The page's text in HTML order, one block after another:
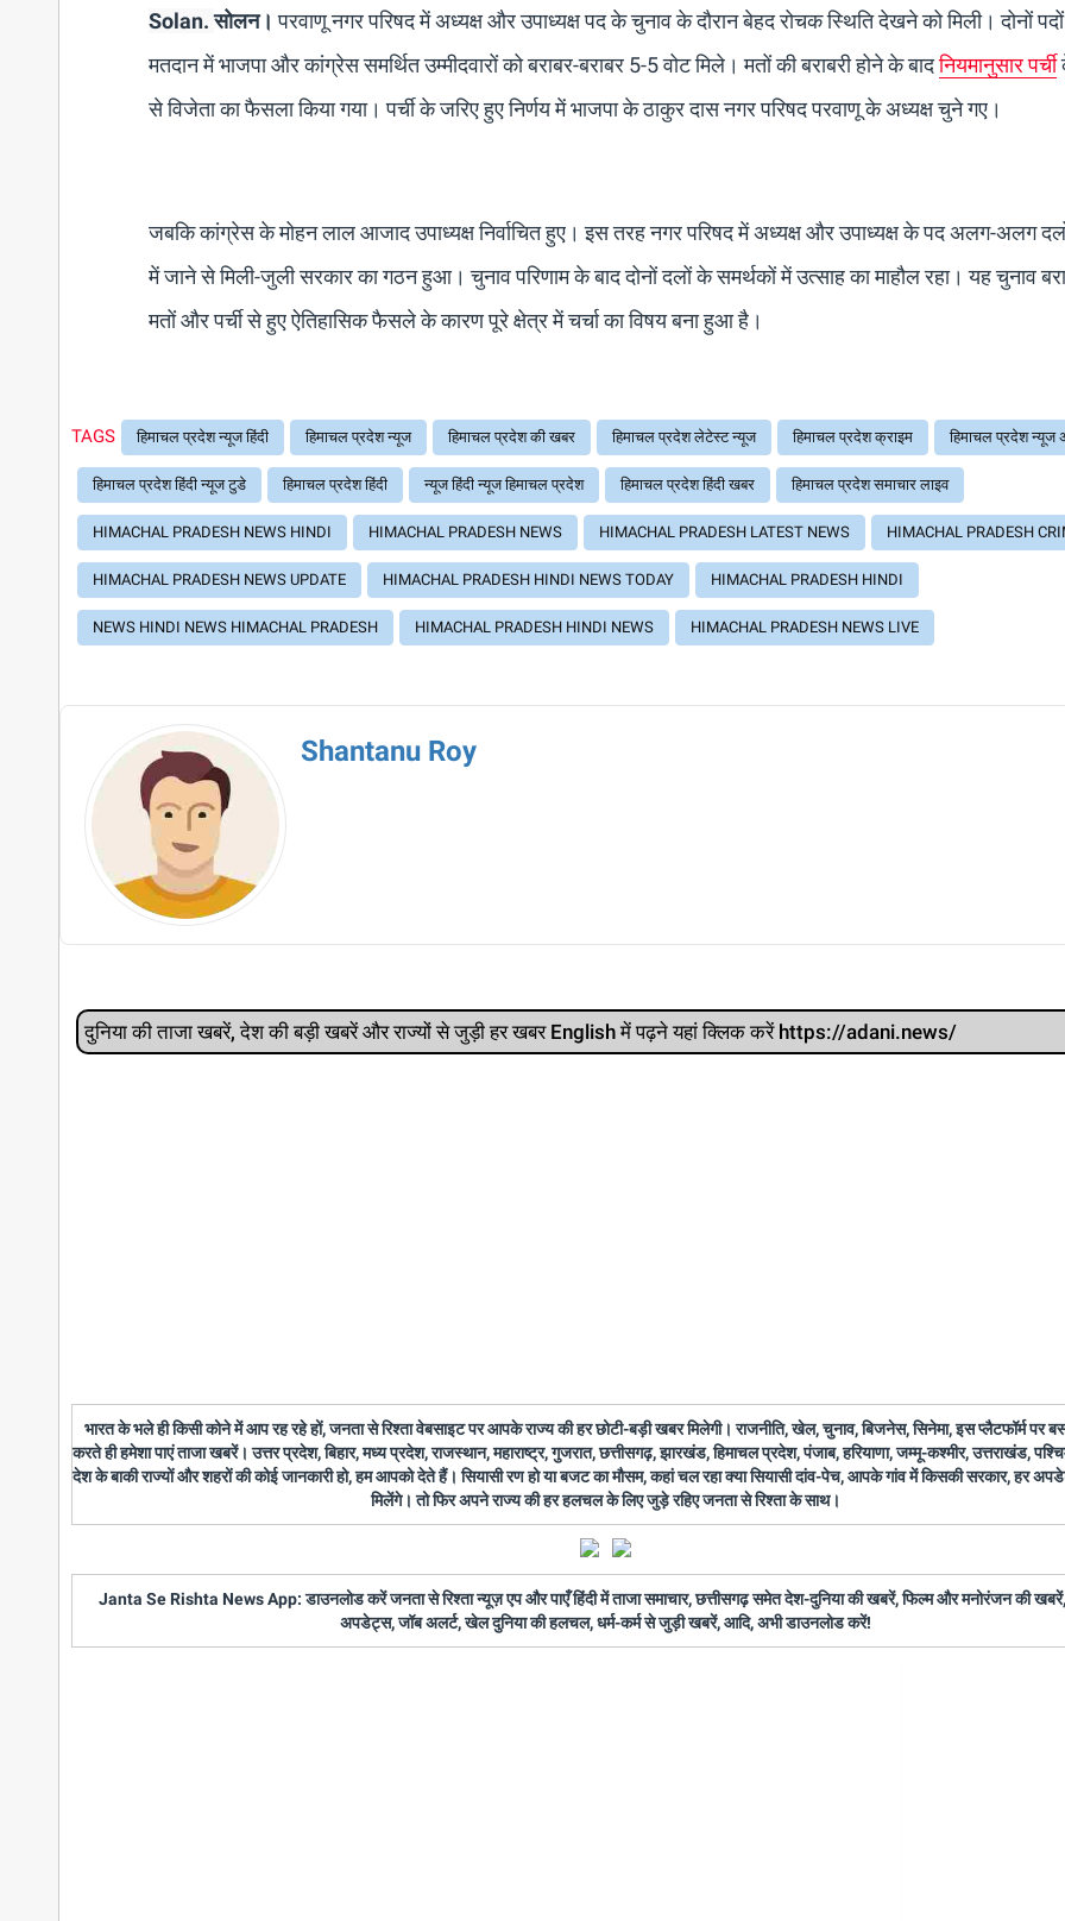
Solan.सोलन।परवाणू नगर परिषद में अध्यक्ष और उपाध्यक्ष पद के चुनाव के दौरान बेहद रोचक स्थिति देखने को मिली। दोनों
मतदान में भाजपा और कांग्रेस समर्थित उम्मीदवारों को बराबर-बराबर 5-5 वोट मिले। मतों की बराबरी होने के बादनियमानुसार पर्ची
से विजेता का फैसला किया गया। पर्ची के जरिए हुए निर्णय में भाजपा के ठाकुर दास नगर परिषद परवाणू के अध्यक्ष चुने गए।
जबकि कांग्रेस के मोहन लाल आजाद उपाध्यक्ष निर्वाचित हुए। इस तरह नगर परिषद में अध्यक्ष और उपाध्यक्ष के पद अलग-अलग
में जाने से मिली-जुली सरकार का गठन हुआ। चुनाव परिणाम के बाद दोनों दलों के समर्थकों में उत्साह का माहौल रहा। यह चुनाव
मतों और पर्ची से हुए ऐतिहासिक फैसले के कारण पूरे क्षेत्र में चर्चा का विषय बना हुआ है।
TAGS हिमाचल प्रदेश न्यूज हिंदी हिमाचल प्रदेश न्यूज हिमाचल प्रदेश की खबर हिमाचल प्रदेश लेटेस्ट न्यूज हिमाचल प्रदेश क्राइम हिमाचल प्रदेश न्यूज
हिमाचल प्रदेश हिंदी न्यूज टुडे हिमाचल प्रदेश हिंदी न्यूज हिंदी न्यूज हिमाचल प्रदेश हिमाचल प्रदेश हिंदी खबर हिमाचल प्रदेश समाचार लाइव
HIMACHAL PRADESH NEWS HINDI HIMACHAL PRADESH NEWS HIMACHAL PRADESH LATEST NEWS HIMACHAL PRADESH
HIMACHAL PRADESH NEWS UPDATE HIMACHAL PRADESH HINDI NEWS TODAY HIMACHAL PRADESH HINDI
NEWS HINDI NEWS HIMACHAL PRADESH HIMACHAL PRADESH HINDI NEWS HIMACHAL PRADESH NEWS LIVE
Shantanu Roy
दुनिया की ताजा खबरें, देश की बड़ी खबरें और राज्‍यों से जुड़ी हर खबर English में पढ़ने यहां क्लिक करें https://adani.news/
भारत के भले ही किसी कोने में आप रह रहे हों, जनता से रिश्ता वेबसाइट पर आपके राज्य की हर छोटी-बड़ी खबर मिलेगी। राजनीति, खेल, चुनाव, बिजनेस, सिनेमा, इस प्लैटफॉर्म पर
करते ही हमेशा पाएं ताजा खबरें। उत्तर प्रदेश, बिहार, मध्य प्रदेश, राजस्थान, महाराष्ट्र, गुजरात, छत्तीसगढ़, झारखंड, हिमाचल प्रदेश, पंजाब, हरियाणा, जम्मू-कश्मीर, उत्तराखंड,
देश के बाकी राज्यों और शहरों की कोई जानकारी हो, हम आपको देते हैं। सियासी रण हो या बजट का मौसम, कहां चल रहा क्या सियासी दांव-पेच, आपके गांव में किसकी सरकार, हर
मिलेंगे। तो फिर अपने राज्य की हर हलचल के लिए जुड़े रहिए जनता से रिश्ता के साथ।
Janta Se Rishta News App: डाउनलोड करें जनता से रिश्ता न्यूज़ एप और पाएँ हिंदी में ताजा समाचार, छत्तीसगढ़ समेत देश-दुनिया की खबरें, फिल्म और मनोरंजन की
अपडेट्स, जॉब अलर्ट, खेल दुनिया की हलचल, धर्म-कर्म से जुड़ी खबरें, आदि, अभी डाउनलोड करें!